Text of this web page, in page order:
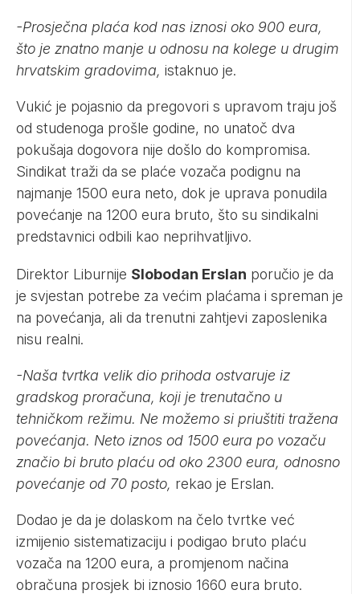
-Prosječna plaća kod nas iznosi oko 900 eura,
što je znatno manje u odnosu na kolege u drugim
hrvatskim gradovima, istaknuo je.
Vukić je pojasnio da pregovori s upravom traju još
od studenoga prošle godine, no unatoč dva
pokušaja dogovora nije došlo do kompromisa.
Sindikat traži da se plaće vozača podignu na
najmanje 1500 eura neto, dok je uprava ponudila
povećanje na 1200 eura bruto, što su sindikalni
predstavnici odbili kao neprihvatljivo.
Direktor Liburnije Slobodan Erslan poručio je da
je svjestan potrebe za većim plaćama i spreman je
na povećanja, ali da trenutni zahtjevi zaposlenika
nisu realni.
-Naša tvrtka velik dio prihoda ostvaruje iz
gradskog proračuna, koji je trenutačno u
tehničkom režimu. Ne možemo si priuštiti tražena
povećanja. Neto iznos od 1500 eura po vozaču
značio bi bruto plaću od oko 2300 eura, odnosno
povećanje od 70 posto, rekao je Erslan.
Dodao je da je dolaskom na čelo tvrtke već
izmijenio sistematizaciju i podigao bruto plaću
vozača na 1200 eura, a promjenom načina
obračuna prosjek bi iznosio 1660 eura bruto.